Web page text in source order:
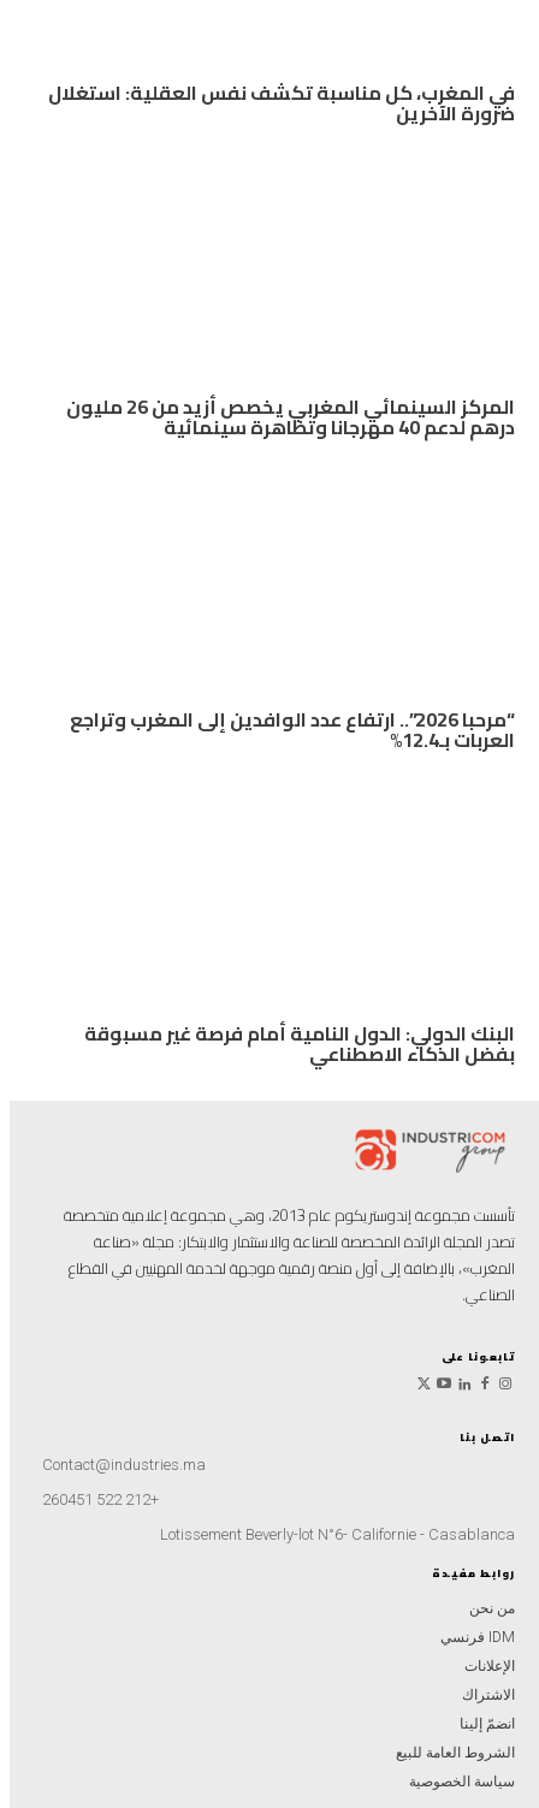
في المغرب، كل مناسبة تكشف نفس العقلية: استغلال
ضرورة الآخرين
المركز السينمائي المغربي يخصص أزيد من 26 مليون
درهم لدعم 40 مهرجانا وتظاهرة سينمائية
“مرحبا 2026”.. ارتفاع عدد الوافدين إلى المغرب وتراجع
العربات بـ12.4%
البنك الدولي: الدول النامية أمام فرصة غير مسبوقة
بفضل الذكاء الاصطناعي
روابط مفيدة
من نحن
IDM فرنسي
الإعلانات
الاشتراك
انضمّ إلينا
الشروط العامة للبيع
سياسة الخصوصية
اتصل بنا
Contact@industries.ma
+212 522 260451
Lotissement Beverly-lot N°6- Californie - Casablanca
تأسست مجموعة إندوستريكوم عام 2013، وهي مجموعة إعلامية متخصصة
تصدر المجلة الرائدة المخصصة للصناعة والاستثمار والابتكار: مجلة «صناعة
المغرب»، بالإضافة إلى أول منصة رقمية موجهة لخدمة المهنيين في القطاع
الصناعي.
تابعونا على